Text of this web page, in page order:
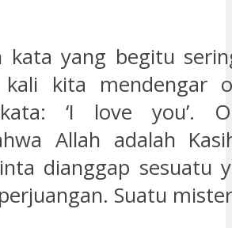
kata yang begitu
kali kita mendengar
‘I love you’.
Allah adalah
dianggap sesuatu
Suatu